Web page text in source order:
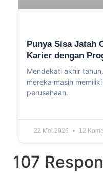
Punya Sisa Jatah
Karier dengan
Mendekati akhir
mereka masih
perusahaan.
22 Mei 2026 12
107